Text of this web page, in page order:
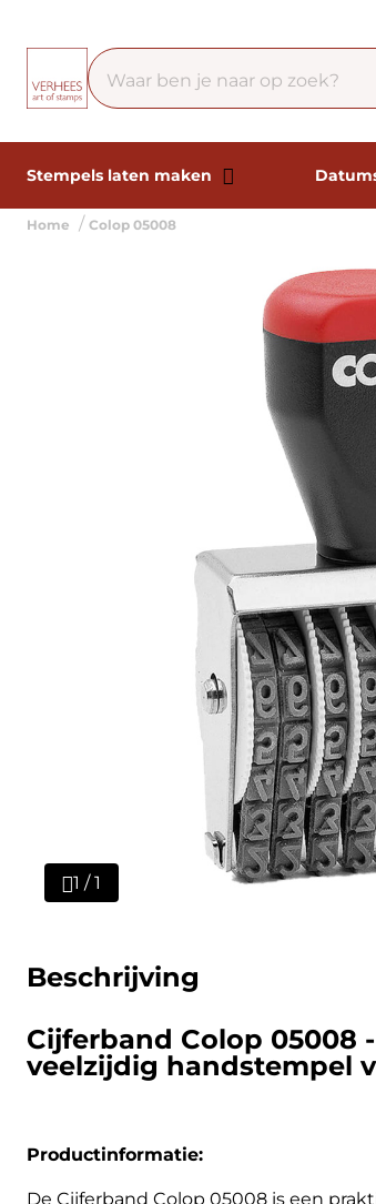
Stempels laten maken
Home Colop 05008
1 / 1
Beschrijving
Cijferband Colop 05008
veelzijdig handstempel
Productinformatie:
De Cijferband Colop 05008 is een